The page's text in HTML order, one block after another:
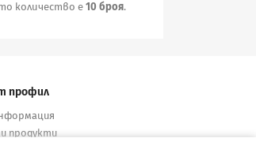
количество е 10 броя.
профил
продукти